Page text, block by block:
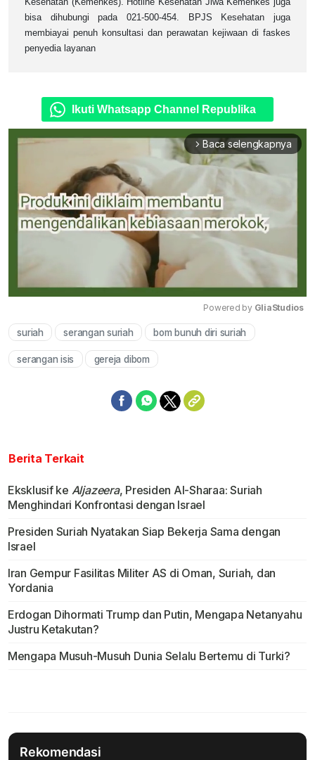
bisa dihubungi pada 021-500-454. BPJS Kesehatan juga
membiayai penuh konsultasi dan perawatan kejiwaan di faskes
penyedia layanan
Ikuti Whatsapp Channel Republika
arrow_forward_ios Baca selengkapnya
Powered by GliaStudios
suriah serangan suriah bom bunuh diri suriah
serangan isis gereja dibom
Berita Terkait
Eksklusif ke Aljazeera, Presiden Al-Sharaa: Suriah
Menghindari Konfrontasi dengan Israel
Presiden Suriah Nyatakan Siap Bekerja Sama dengan
Israel
Iran Gempur Fasilitas Militer AS di Oman, Suriah, dan
Yordania
Erdogan Dihormati Trump dan Putin, Mengapa Netanyahu
Justru Ketakutan?
Mengapa Musuh-Musuh Dunia Selalu Bertemu di Turki?
Rekomendasi